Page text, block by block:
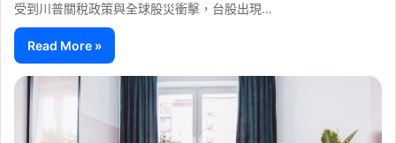
受到川普關稅政策與全球股災衝擊，台股出現…
Read More »